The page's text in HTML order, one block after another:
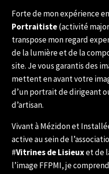
Forte de mon expérience
Portraitiste(activité
transpose mon regard
de la lumière et de la
site. Je vous garantis des
mettent en avant votre
d’un portrait de dirigeant
d’artisan.
Vivant à Mézidon et
active au sein de
#Vitrines de Lisieuxet de
l’image FFPMI, je